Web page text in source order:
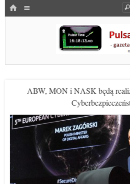
HOME
Pulsarowy.pl
ABW, MON i NASK będą